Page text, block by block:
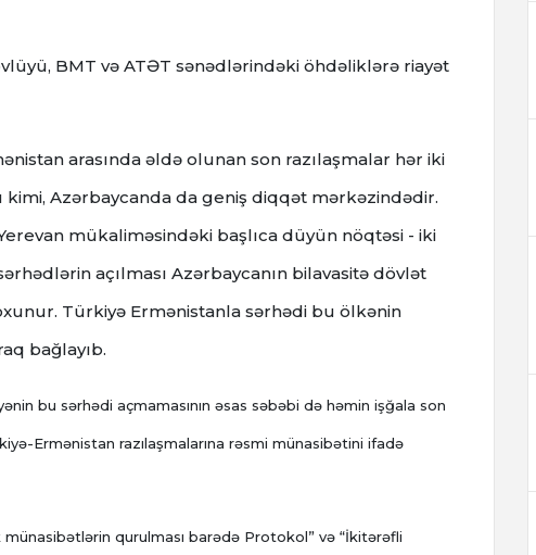
BMT və ATƏT sənədlərindəki öhdəliklərə riayət
arasında əldə olunan son razılaşmalar hər iki
Azərbaycanda da geniş diqqət mərkəzindədir.
mükaliməsindəki başlıca düyün nöqtəsi - iki
açılması Azərbaycanın bilavasitə dövlət
Türkiyə Ermənistanla sərhədi bu ölkənin
bağlayıb.
bu sərhədi açmamasının əsas səbəbi də həmin işğala son
Ermənistan razılaşmalarına rəsmi münasibətini ifadə
qurulması barədə Protokol” və “İkitərəfli